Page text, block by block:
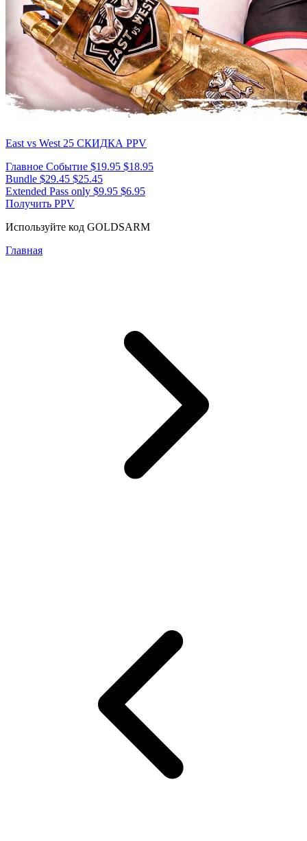
East vs West 25 СКИДКА PPV
Главное Событие $19.95 $18.95
Bundle $29.45 $25.45
Extended Pass only $9.95 $6.95
Получить PPV
Используйте код GOLDSARM
Главная